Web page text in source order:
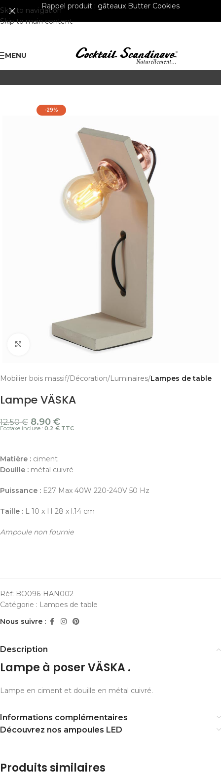
Skip to navigation
Skip to main content
Rappel produit : gâteaux Butter Cookies
MENU
-29%
Cliquer pour agrandir
Mobilier bois massif Décoration Luminaires Lampes de table
Lampe VÄSKA
12.50€ 8.90 €
Ecotaxe incluse : 0.2 € TTC
Matière : ciment
Douille : métal cuivré
Puissance : E27 Max 40W 220-240V 50 Hz
Taille : L 10 x H 28 x l.14 cm
Ampoule non fournie
Réf: BO096-HAN002
Catégorie : Lampes de table
Nous suivre :
Description
Lampe à poser VÄSKA .
Lampe en ciment et douille en métal cuivré.
Informations complémentaires
Découvrez nos ampoules LED
Produits similaires